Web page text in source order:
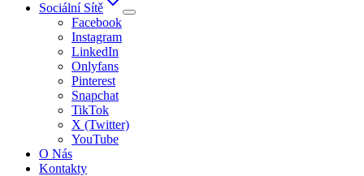
Sociální Sítě
Facebook
Instagram
LinkedIn
Onlyfans
Pinterest
Snapchat
TikTok
X (Twitter)
YouTube
O Nás
Kontakty